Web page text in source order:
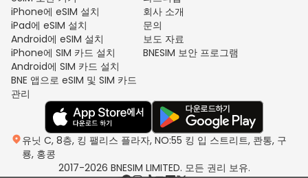
iPhone에 eSIM 설치
iPad에 eSIM 설치
Android에 eSIM 설치
iPhone에 SIM 카드 설치
Android에 SIM 카드 설치
BNE 앱으로 eSIM 및 SIM 카드
관리
회사 소개
문의
보도 자료
BNESIM 보안 프로그램
유닛 C, 8층, 킹 팰리스 플라자, NO:55 킹 입 스트리트, 콴통, 구
룡, 홍콩
2017-2026 BNESIM LIMITED. 모든 권리 보유.